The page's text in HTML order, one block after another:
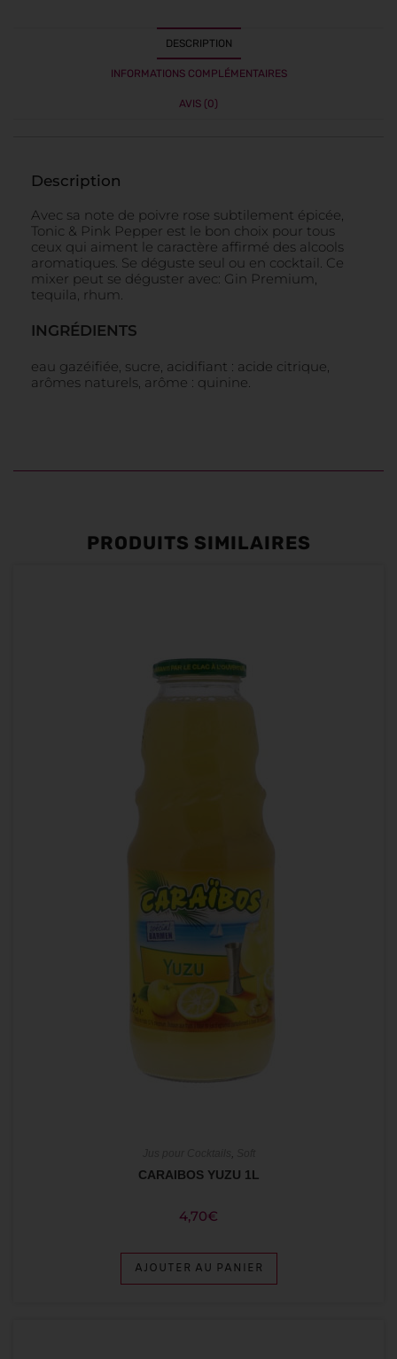
DESCRIPTION
INFORMATIONS COMPLÉMENTAIRES
AVIS (0)
Description
Avec sa note de poivre rose subtilement épicée,
Tonic & Pink Pepper est le bon choix pour tous
ceux qui aiment le caractère affirmé des alcools
aromatiques. Se déguste seul ou en cocktail. Ce
mixer peut se déguster avec: Gin Premium,
tequila, rhum.
INGRÉDIENTS
eau gazéifiée, sucre, acidifiant : acide citrique,
arômes naturels, arôme : quinine.
PRODUITS SIMILAIRES
,
CARAIBOS YUZU 1L
4,70€
AJOUTER AU PANIER